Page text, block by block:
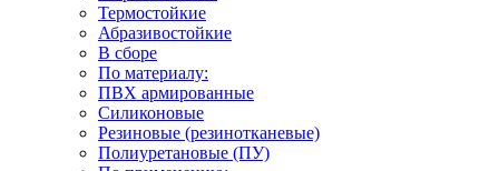
Термостойкие
Абразивостойкие
В сборе
По материалу:
ПВХ армированные
Силиконовые
Резиновые (резинотканевые)
Полиуретановые (ПУ)